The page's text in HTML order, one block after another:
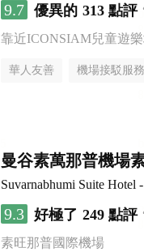
9.7 優異的 313 點評
靠近ICONSIAM兒童遊
華人友善 機場接駁服務
曼谷素萬那普機場
Suvarnabhumi Suite Hotel
9.3 好極了 249 點評
素旺那普國際機場